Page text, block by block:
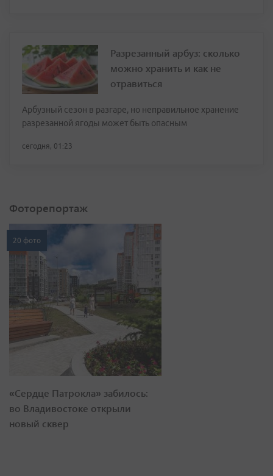
Разрезанный арбуз: сколько
можно хранить и как не
отравиться
Арбузный сезон в разгаре, но неправильное хранение
разрезанной ягоды может быть опасным
сегодня, 01:23
Фоторепортаж
20 фото
«Сердце Патрокла» забилось:
во Владивостоке открыли
новый сквер